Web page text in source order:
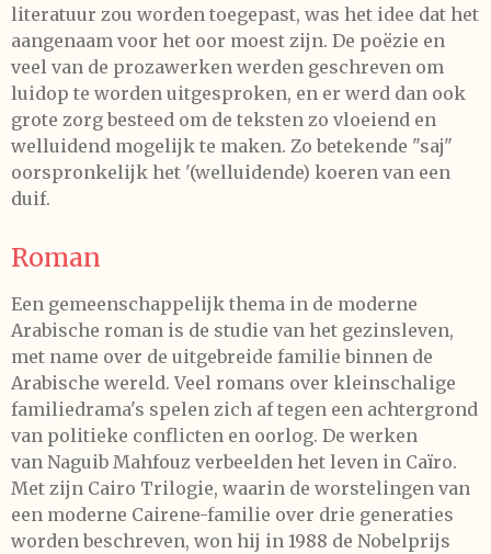
literatuur zou worden toegepast, was het idee dat het
aangenaam voor het oor moest zijn. De poëzie en
veel van de prozawerken werden geschreven om
luidop te worden uitgesproken, en er werd dan ook
grote zorg besteed om de teksten zo vloeiend en
welluidend mogelijk te maken. Zo betekende "saj"
oorspronkelijk het '(welluidende) koeren van een
duif.
Roman
Een gemeenschappelijk thema in de moderne
Arabische roman is de studie van het gezinsleven,
met name over de uitgebreide familie binnen de
Arabische wereld. Veel romans over kleinschalige
familiedrama's spelen zich af tegen een achtergrond
van politieke conflicten en oorlog. De werken
van Naguib Mahfouz verbeelden het leven in Caïro.
Met zijn Cairo Trilogie, waarin de worstelingen van
een moderne Cairene-familie over drie generaties
worden beschreven, won hij in 1988 de Nobelprijs